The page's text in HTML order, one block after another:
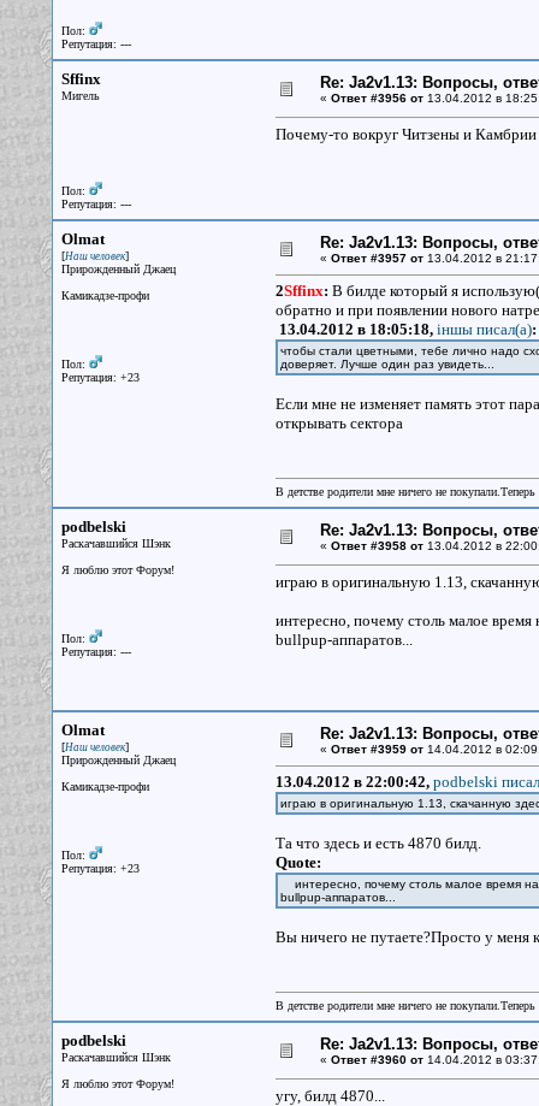
Пол:
Репутация: ---
Sffinx
Мигель
Пол:
Репутация: ---
Re: Ja2v1.13: Вопросы,
« Ответ #3956 от13.04.2012 в
Почему-то вокруг Читзены и Камбрии
Olmat
[Наш человек]
Прирожденный Джаец
Камикадзе-профи
Пол:
Репутация: +23
Re: Ja2v1.13: Вопросы,
« Ответ #3957 от13.04.2012 в
2Sffinx: В билде который я
обратно и при появлении нового
13.04.2012 в 18:05:18, iншы писал(a):
чтобы стали цветными, тебе лично надо
доверяет. Лучше один раз увидеть...
Если мне не изменяет память этот
открывать сектора
В детстве родители мне ничего не
podbelski
Раскачавшийся Шэнк
Я люблю этот Форум!
Пол:
Репутация: ---
Re: Ja2v1.13: Вопросы,
« Ответ #3958 от13.04.2012 в
играю в оригинальную 1.13,
интересно, почему столь малое
bullpup-аппаратов...
Olmat
[Наш человек]
Прирожденный Джаец
Камикадзе-профи
Пол:
Репутация: +23
Re: Ja2v1.13: Вопросы,
« Ответ #3959 от14.04.2012 в
13.04.2012 в 22:00:42, podbelski
играю в оригинальную 1.13, скачанную
Та что здесь и есть 4870 билд.
Quote:
интересно, почему столь малое время
bullpup-аппаратов...
Вы ничего не путаете?Просто у
В детстве родители мне ничего не
podbelski
Раскачавшийся Шэнк
Я люблю этот Форум!
Re: Ja2v1.13: Вопросы,
« Ответ #3960 от14.04.2012 в
угу, билд 4870...